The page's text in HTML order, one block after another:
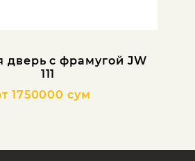
дверь с фрамугой JW
111
1750000 сум